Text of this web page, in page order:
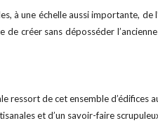
à une échelle aussi importante,
de créer sans déposséder
ressort de cet ensemble
et d’un savoir-faire